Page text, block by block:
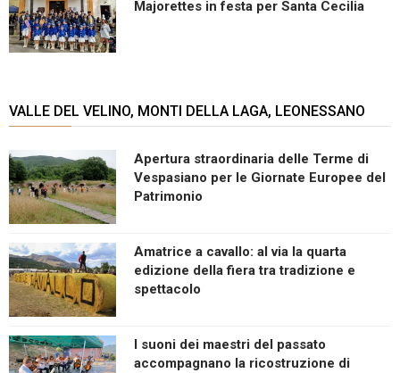
Majorettes in festa per Santa Cecilia
VALLE DEL VELINO, MONTI DELLA LAGA, LEONESSANO
Apertura straordinaria delle Terme di
Vespasiano per le Giornate Europee del
Patrimonio
Amatrice a cavallo: al via la quarta
edizione della fiera tra tradizione e
spettacolo
I suoni dei maestri del passato
accompagnano la ricostruzione di